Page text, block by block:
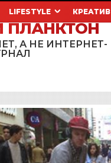
А НЕ ИНТЕРНЕТ-
LIFESTYLE КРЕАТИВ